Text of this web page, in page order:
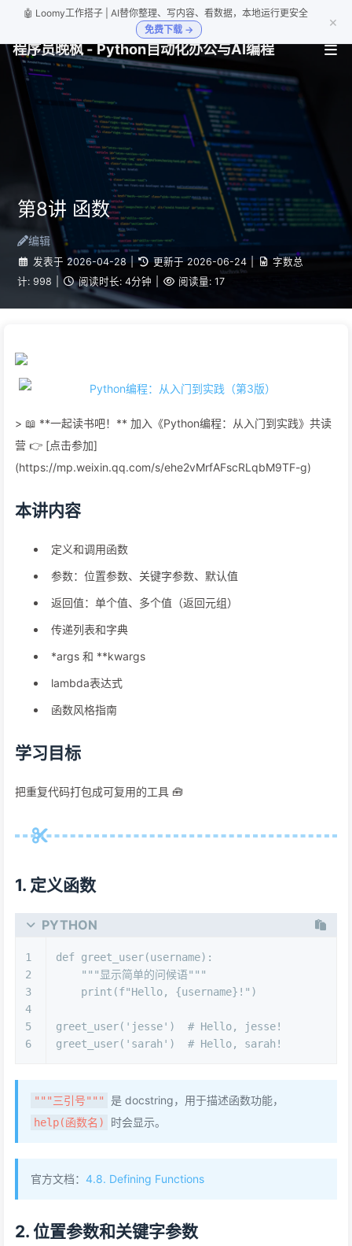
🤖 Loomy工作搭子 | AI替你整理、写内容、看数据，本地运行更安全
免费下载 →
×
程序员晚枫 - Python自动化办公与AI编程
第8讲 函数
编辑
发表于 2026-04-28 | 更新于 2026-06-24 |
字数总
计: 998 阅读时长: 4分钟 阅读量: 17
> 📖 **一起读书吧！** 加入《Python编程：从入门到实践》共读
营 👉 [点击参加]
(https://mp.weixin.qq.com/s/ehe2vMrfAFscRLqbM9TF-g)
本讲内容
定义和调用函数
参数：位置参数、关键字参数、默认值
返回值：单个值、多个值（返回元组）
传递列表和字典
*args 和 **kwargs
lambda表达式
函数风格指南
学习目标
把重复代码打包成可复用的工具 🧰
1. 定义函数
PYTHON
1
2
3
4
5
6
def greet_user(username):
"""显示简单的问候语"""
print (f"Hello, {username} !" )
greet_user( 'jesse' ) # Hello, jesse!
greet_user( 'sarah' ) # Hello, sarah!
"""三引号""" 是 docstring，用于描述函数功能，
help(函数名) 时会显示。
官方文档： 4.8. Defining Functions
2. 位置参数和关键字参数